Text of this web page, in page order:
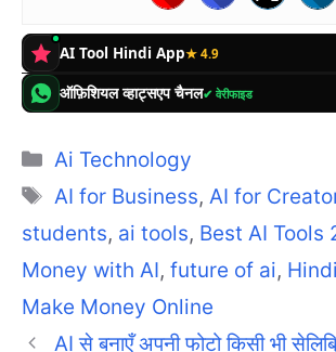
AI Tool Hindi App★ 4.9
ऑफ़िशियल व्हाट्सएप चैनल✔ वेरीफाइड
Categories
Ai Technology
Tags
AI for Business,AI for
students, ai tools, Best AI Tools
Money with AI, future of ai,
Make Money Online
AI से बनाएँ अपनी फोटो किसी भी